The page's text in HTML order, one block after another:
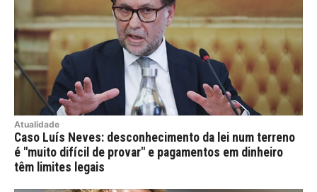
Atualidade
Caso Luís Neves: desconhecimento da lei num terreno
é "muito difícil de provar" e pagamentos em dinheiro
têm limites legais